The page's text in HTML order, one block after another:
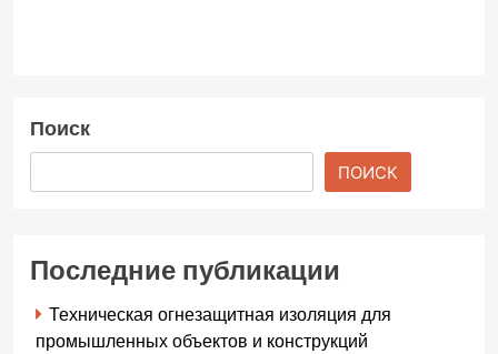
Поиск
ПОИСК
Последние публикации
Техническая огнезащитная изоляция для
промышленных объектов и конструкций